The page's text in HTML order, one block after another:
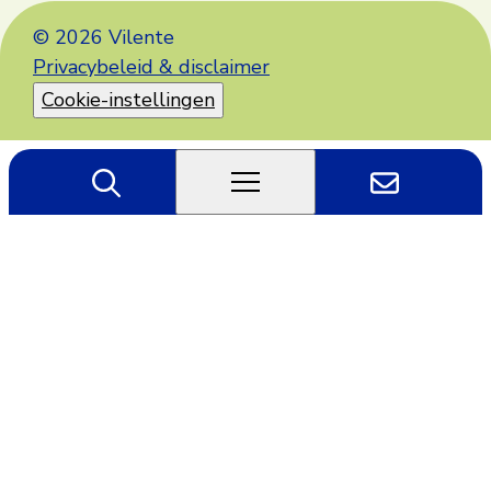
© 2026 Vilente
Privacybeleid & disclaimer
Cookie-instellingen